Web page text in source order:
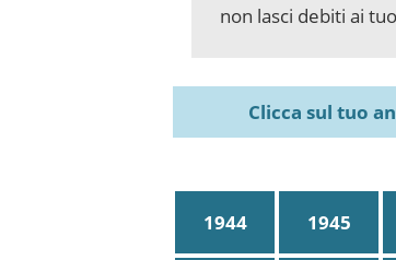
non lasci debiti ai
Clicca sul tuo
1944 1945